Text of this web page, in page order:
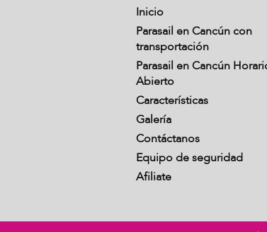
Inicio
Parasail en Cancún con
transportación
Parasail en Cancún
Abierto
Características
Galería
Contáctanos
Equipo de seguridad
Afiliate